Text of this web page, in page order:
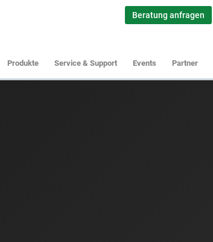
Beratung anfragen
Produkte Service & Support Events Partner